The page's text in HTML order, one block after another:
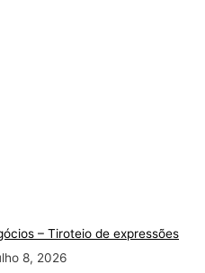
– Tiroteio de expressões
8, 2026